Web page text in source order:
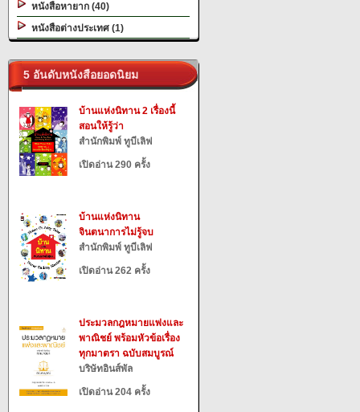
หนังสือหายาก (40)
หนังสือต่างประเทศ (1)
5 อันดับหนังสือยอดนิยม
บ้านแห่งนิทาน 2 เรื่องนี้
สอนให้รู้ว่า
สำนักพิมพ์ ทูบีเลิฟ
เปิดอ่าน 290 ครั้ง
บ้านแห่งนิทาน
จินตนาการไม่รู้จบ
สำนักพิมพ์ ทูบีเลิฟ
เปิดอ่าน 262 ครั้ง
ประมวลกฎหมายแพ่งและ
พาณิชย์ พร้อมหัวข้อเรื่อง
ทุกมาตรา ฉบับสมบูรณ์
บริษัทอินส์พัล
เปิดอ่าน 204 ครั้ง